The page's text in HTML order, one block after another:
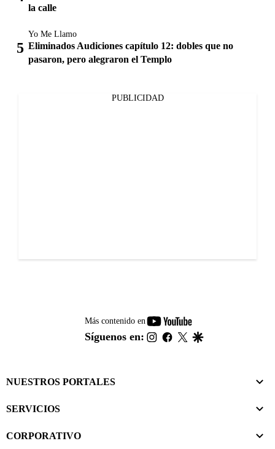
la calle
Yo Me Llamo
Eliminados Audiciones capítulo 12: dobles que no
pasaron, pero alegraron el Templo
PUBLICIDAD
Más contenido en
youtube-
footer
Síguenos en: instagram
facebook
twitter
NUESTROS PORTALES
SERVICIOS
CORPORATIVO